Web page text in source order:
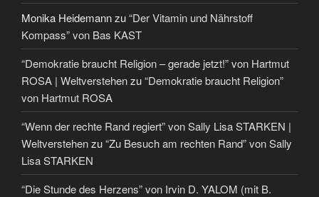
Monika Heidemannzu“Der Vitamin und Nährstoff
Kompass” von Bas KAST
“Demokratie braucht Religion – gerade jetzt!” von Hartmut
ROSA | Weltverstehenzu“Demokratie braucht Religion”
von Hartmut ROSA
“Wenn der rechte Rand regiert” von Sally Lisa STARKEN |
Weltverstehenzu“Zu Besuch am rechten Rand” von Sally
Lisa STARKEN
“Die Stunde des Herzens” von Irvin D. YALOM (mit B.